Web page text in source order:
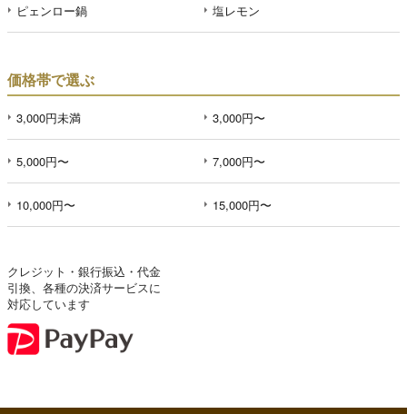
ピェンロー鍋 塩レモン
価格帯で選ぶ
3,000円未満 3,000円〜
5,000円〜 7,000円〜
10,000円〜 15,000円〜
クレジット・銀行振込・代金
引換、各種の決済サービスに
対応しています